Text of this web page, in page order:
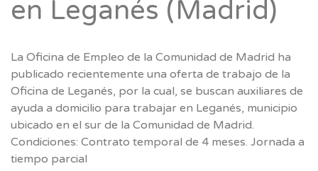
en Leganés (Madrid)
La Oficina de Empleo de la Comunidad de Madrid ha
publicado recientemente una oferta de trabajo de la
Oficina de Leganés, por la cual, se buscan auxiliares de
ayuda a domicilio para trabajar en Leganés, municipio
ubicado en el sur de la Comunidad de Madrid.
Condiciones: Contrato temporal de 4 meses. Jornada a
tiempo parcial